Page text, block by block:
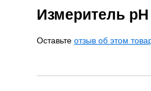
Измеритель
Оставьте отзыв об этом